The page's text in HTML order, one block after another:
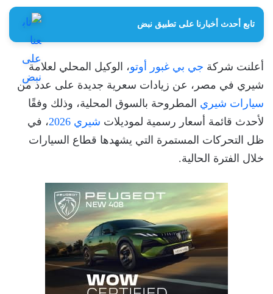
تابع أحدث أخبارنا على تطبيق نبض
أعلنت شركة جي بي غبور أوتو، الوكيل المحلي لعلامة
شيري في مصر، عن زيادات سعرية جديدة على عدد من
سيارات شيري المطروحة بالسوق المحلية، وذلك وفقًا
لأحدث قائمة أسعار رسمية لموديلات شيري 2026
، في
ظل التحركات المستمرة التي يشهدها قطاع السيارات
خلال الفترة الحالية.